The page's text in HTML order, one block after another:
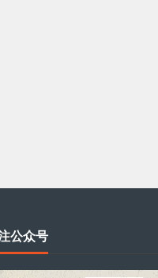
公众号